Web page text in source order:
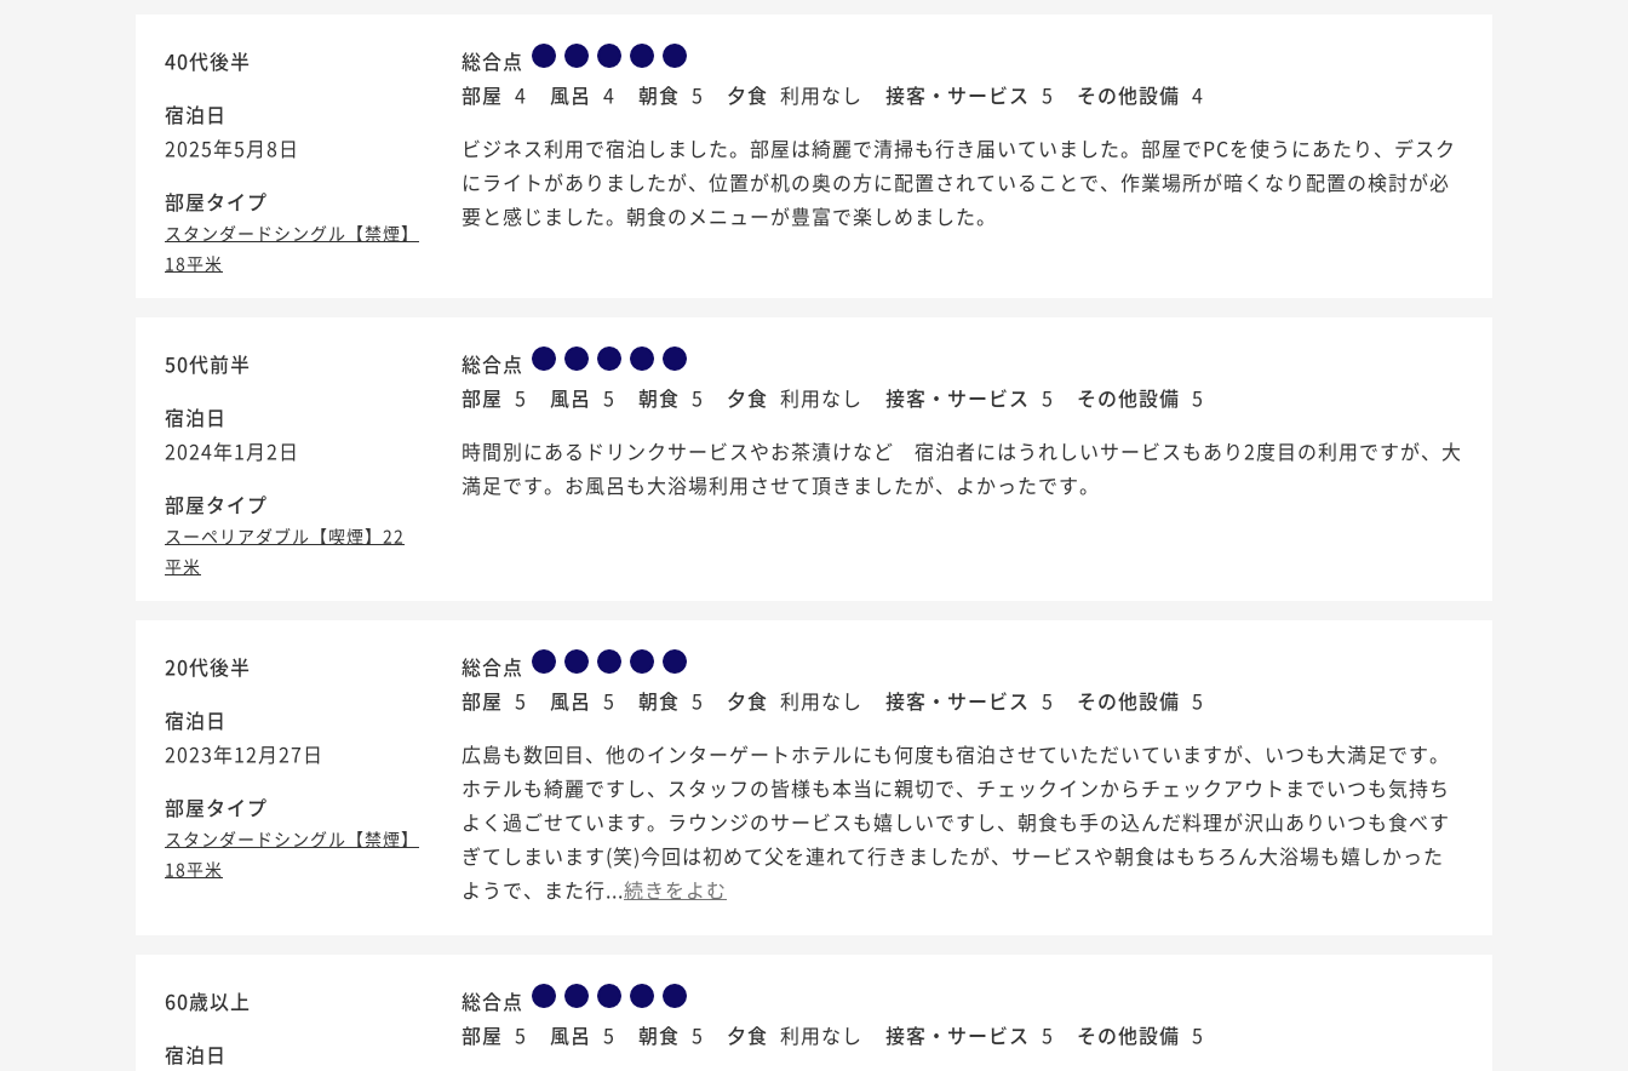
/5
40代後半
宿泊日
2025年5月8日
部屋タイプ
スタンダードシングル【禁煙】
18平米
総合点
部屋 4 風呂 4 朝食 5 夕食 利用なし 接客・サービス 5 その他設備 4
ビジネス利用で宿泊しました。部屋は綺麗で清掃も行き届いていました。部屋でPCを使うにあたり、デスク
にライトがありましたが、位置が机の奥の方に配置されていることで、作業場所が暗くなり配置の検討が必
要と感じました。朝食のメニューが豊富で楽しめました。
50代前半
宿泊日
2024年1月2日
部屋タイプ
スーペリアダブル【喫煙】22
平米
総合点
部屋 5 風呂 5 朝食 5 夕食 利用なし 接客・サービス 5 その他設備 5
時間別にあるドリンクサービスやお茶漬けなど 宿泊者にはうれしいサービスもあり2度目の利用ですが、大
満足です。お風呂も大浴場利用させて頂きましたが、よかったです。
20代後半
宿泊日
2023年12月27日
部屋タイプ
スタンダードシングル【禁煙】
18平米
総合点
部屋 5 風呂 5 朝食 5 夕食 利用なし 接客・サービス 5 その他設備 5
広島も数回目、他のインターゲートホテルにも何度も宿泊させていただいていますが、いつも大満足です。
ホテルも綺麗ですし、スタッフの皆様も本当に親切で、チェックインからチェックアウトまでいつも気持ち
よく過ごせています。ラウンジのサービスも嬉しいですし、朝食も手の込んだ料理が沢山ありいつも食べす
ぎてしまいます(笑)今回は初めて父を連れて行きましたが、サービスや朝食はもちろん大浴場も嬉しかった
ようで、また行...続きをよむ
60歳以上
宿泊日
総合点
部屋 5 風呂 5 朝食 5 夕食 利用なし 接客・サービス 5 その他設備 5